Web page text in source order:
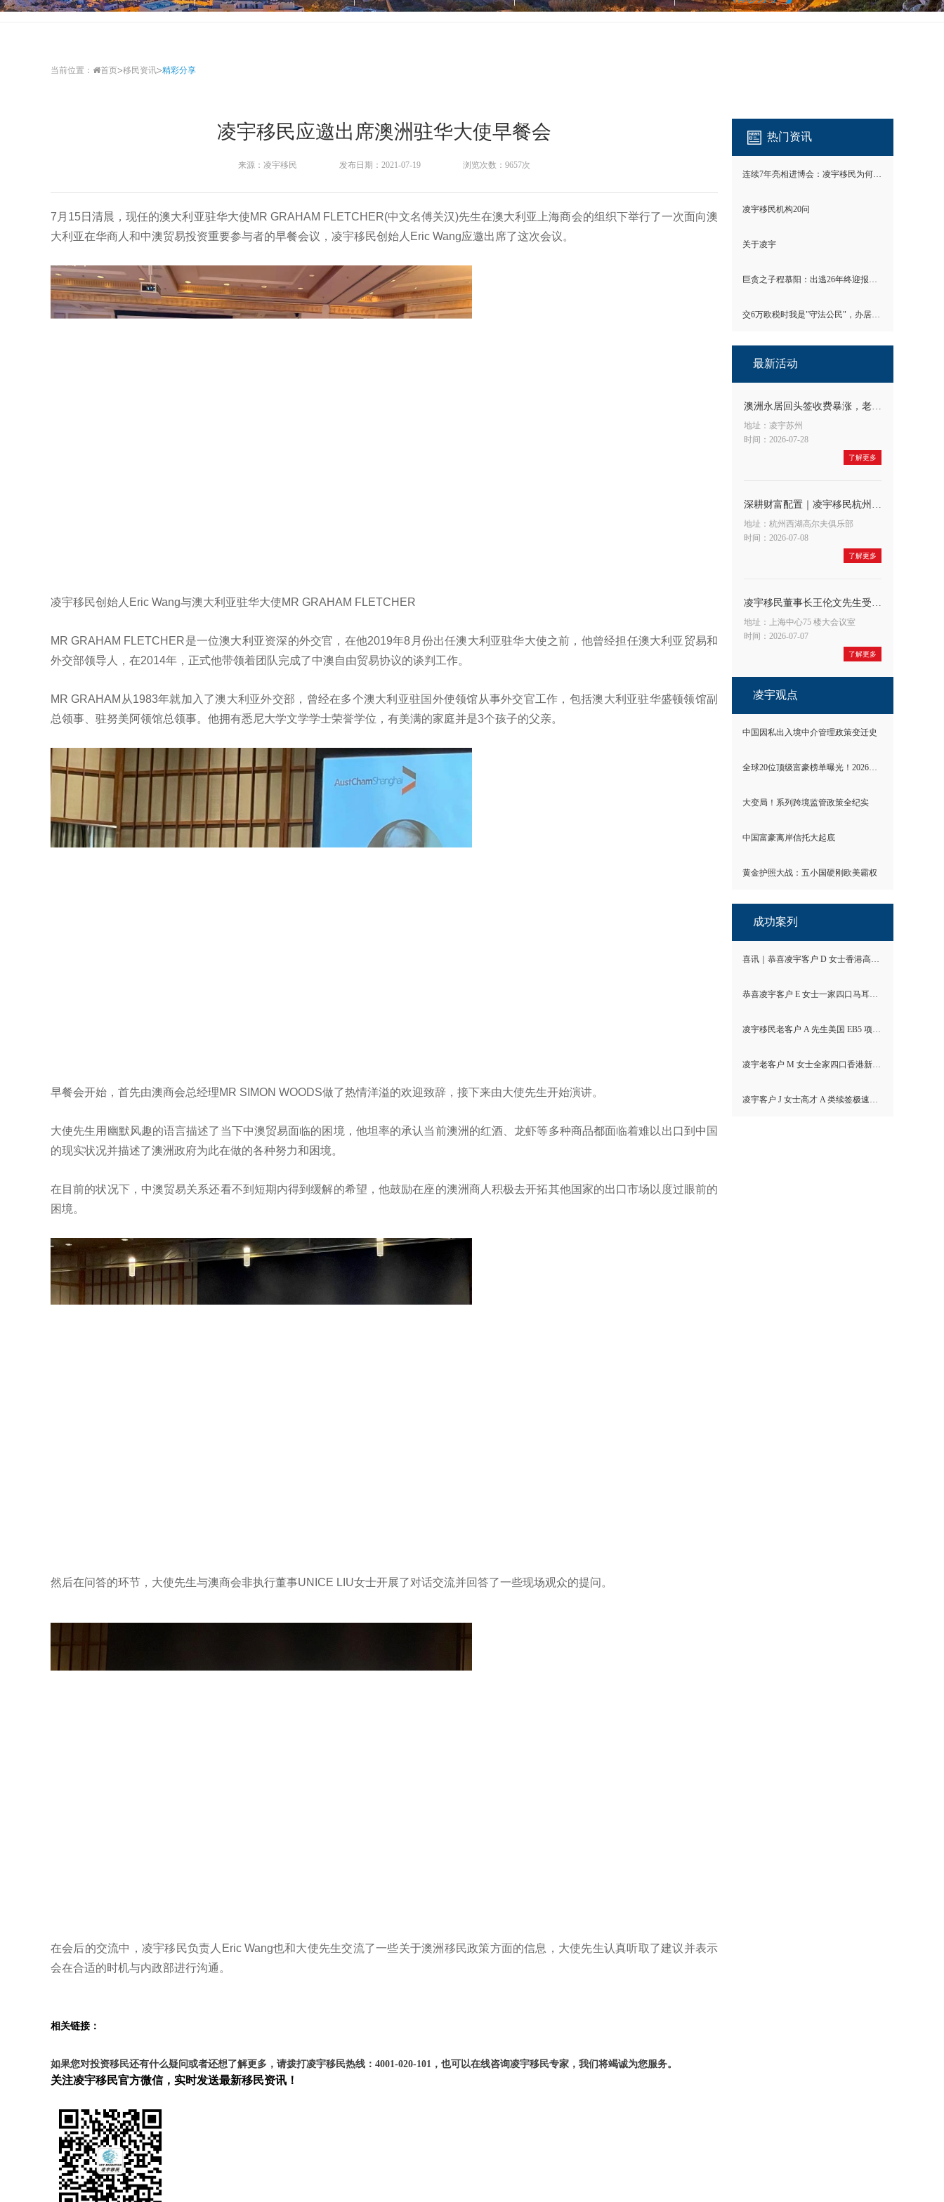
当前位置： 首页>移民资讯>精彩分享
凌宇移民应邀出席澳洲驻华大使早餐会
来源：凌宇移民 发布日期：2021-07-19 浏览次数：9657次
7月15日清晨，现任的澳大利亚驻华大使MR GRAHAM FLETCHER(中文名傅关汉)先生在澳大利亚上海商会的组织下举行了一次面向澳
大利亚在华商人和中澳贸易投资重要参与者的早餐会议，凌宇移民创始人Eric Wang应邀出席了这次会议。
凌宇移民创始人Eric Wang与澳大利亚驻华大使MR GRAHAM FLETCHER
MR GRAHAM FLETCHER是一位澳大利亚资深的外交官，在他2019年8月份出任澳大利亚驻华大使之前，他曾经担任澳大利亚贸易和
外交部领导人，在2014年，正式他带领着团队完成了中澳自由贸易协议的谈判工作。
MR GRAHAM从1983年就加入了澳大利亚外交部，曾经在多个澳大利亚驻国外使领馆从事外交官工作，包括澳大利亚驻华盛顿领馆副
总领事、驻努美阿领馆总领事。他拥有悉尼大学文学学士荣誉学位，有美满的家庭并是3个孩子的父亲。
早餐会开始，首先由澳商会总经理MR SIMON WOODS做了热情洋溢的欢迎致辞，接下来由大使先生开始演讲。
大使先生用幽默风趣的语言描述了当下中澳贸易面临的困境，他坦率的承认当前澳洲的红酒、龙虾等多种商品都面临着难以出口到中国
的现实状况并描述了澳洲政府为此在做的各种努力和困境。
在目前的状况下，中澳贸易关系还看不到短期内得到缓解的希望，他鼓励在座的澳洲商人积极去开拓其他国家的出口市场以度过眼前的
困境。
然后在问答的环节，大使先生与澳商会非执行董事UNICE LIU女士开展了对话交流并回答了一些现场观众的提问。
在会后的交流中，凌宇移民负责人Eric Wang也和大使先生交流了一些关于澳洲移民政策方面的信息，大使先生认真听取了建议并表示
会在合适的时机与内政部进行沟通。
相关链接：
如果您对投资移民还有什么疑问或者还想了解更多，请拨打凌宇移民热线： 4001-020-101 ，也可以在线咨询凌宇移民专家，我们将竭诚为您服务。
关注凌宇移民官方微信，实时发送最新移民资讯！
热门资讯
连续7年亮相进博会：凌宇移民为何成为唯一？
凌宇移民机构20问
关于凌宇
巨贪之子程慕阳：出逃26年终迎报应！
交6万欧税时我是"守法公民"，办居留时我成了"隐形人"
最新活动
澳洲永居回头签收费暴涨，老客户应对方法
地址：凌宇苏州
时间：2026-07-28
了解更多
深耕财富配置｜凌宇移民杭州公司&宁波银行联合举办高端财富沙龙，共探A股大势与全球身份布局新机遇
地址：杭州西湖高尔夫俱乐部
时间：2026-07-08
了解更多
凌宇移民董事长王伦文先生受邀出席申浩法商融合论坛，深度解读 CRS 与税务合规新趋势
地址：上海中心75 楼大会议室
时间：2026-07-07
了解更多
凌宇观点
中国因私出入境中介管理政策变迁史
全球20位顶级富豪榜单曝光！2026世界财富格局彻底洗牌
大变局！系列跨境监管政策全纪实
中国富豪离岸信托大起底
黄金护照大战：五小国硬刚欧美霸权
成功案列
喜讯｜恭喜凌宇客户 D 女士香港高才通A类顺利获批！
恭喜凌宇客户 E 女士一家四口马耳他MPRP顺利获批！
凌宇移民老客户 A 先生美国 EB5 项目I-526E 无补件直接获批！
凌宇老客户 M 女士全家四口香港新资本投资者入境计划成功获批！卡点保住子女受养人资格，复杂资产一次性通关
凌宇客户 J 女士高才 A 类续签极速获批，补件当天顺利拿下香港续签！